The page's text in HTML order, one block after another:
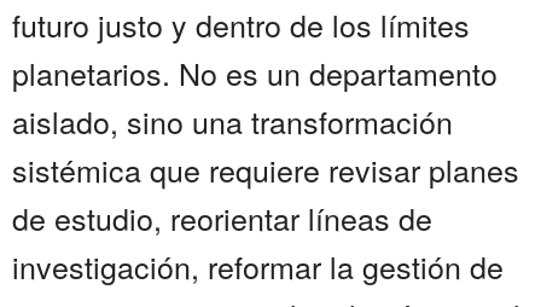
futuro justo y dentro de los límites
planetarios. No es un departamento
aislado, sino una transformación
sistémica que requiere revisar planes
de estudio, reorientar líneas de
investigación, reformar la gestión de